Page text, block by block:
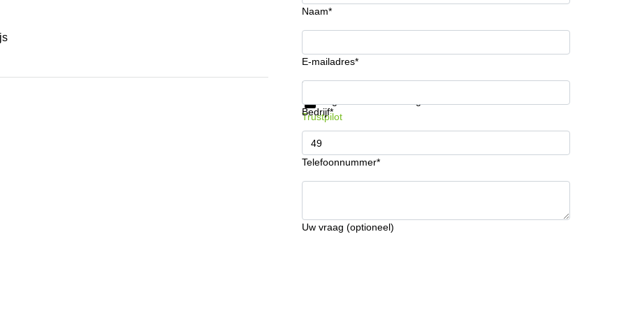
Naam*
E-mailadres*
Bedrijf*
Telefoonnummer*
Uw vraag (optioneel)
Krijg informatie en prijzen
Trustpilot